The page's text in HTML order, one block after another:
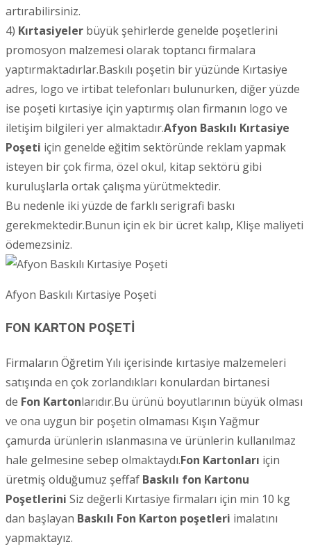
artırabilirsiniz.
4) Kırtasiyeler büyük şehirlerde genelde poşetlerini
promosyon malzemesi olarak toptancı firmalara
yaptırmaktadırlar.Baskılı poşetin bir yüzünde Kırtasiye
adres, logo ve irtibat telefonları bulunurken, diğer yüzde
ise poşeti kırtasiye için yaptırmış olan firmanın logo ve
iletişim bilgileri yer almaktadır.Afyon Baskılı Kırtasiye
Poşeti için genelde eğitim sektöründe reklam yapmak
isteyen bir çok firma, özel okul, kitap sektörü gibi
kuruluşlarla ortak çalışma yürütmektedir.
Bu nedenle iki yüzde de farklı serigrafi baskı
gerekmektedir.Bunun için ek bir ücret kalıp, Klişe maliyeti
ödemezsiniz.
Afyon Baskılı Kırtasiye Poşeti
FON KARTON POŞETİ
Firmaların Öğretim Yılı içerisinde kırtasiye malzemeleri
satışında en çok zorlandıkları konulardan birtanesi
de Fon Kartonlarıdır.Bu ürünü boyutlarının büyük olması
ve ona uygun bir poşetin olmaması Kışın Yağmur
çamurda ürünlerin ıslanmasına ve ürünlerin kullanılmaz
hale gelmesine sebep olmaktaydı.Fon Kartonları için
üretmiş olduğumuz şeffaf Baskılı fon Kartonu
Poşetlerini Siz değerli Kırtasiye firmaları için min 10 kg
dan başlayan Baskılı Fon Karton poşetleri imalatını
yapmaktayız.